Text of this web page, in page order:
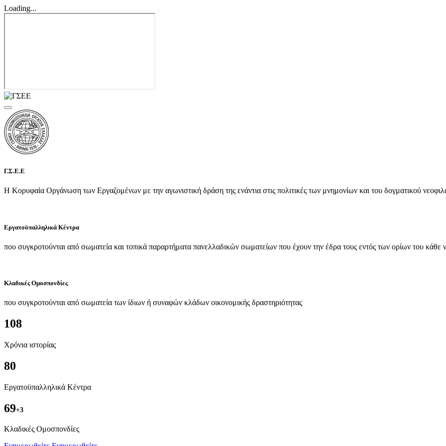
Loading...
Γ.Σ.Ε.Ε
Η Κορυφαία Οργάνωση των Εργαζομένων με την αγωνιστική δράση της ενάντια στις πολιτικές των μνημονίων και του δογματικού
Εργατοϋπαλληλικά Κέντρα
που συγκροτούνται από σωματεία και τοπικά παραρτήματα πανελλαδικών σωματείων που έχουν την έδρα τους εντός των ορίων του κάθε
Κλαδικές Ομοσπονδίες
που συγκροτούνται από σωματεία των ίδιων ή συναφών κλάδων οικονομικής δραστηριότητας
108
Χρόνια ιστορίας
80
Εργατοϋπαλληλικά Κέντρα
69+3
Kλαδικές Ομοσπονδίες